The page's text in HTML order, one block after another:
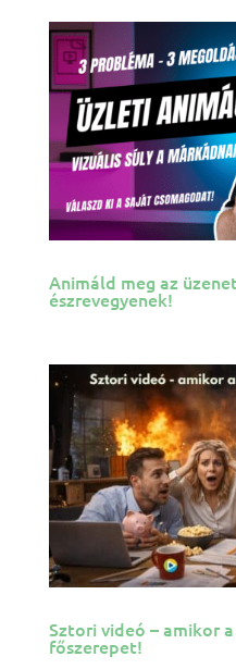
Animáld meg az
észrevegyenek!
Sztori videó – amikor
főszerepet!